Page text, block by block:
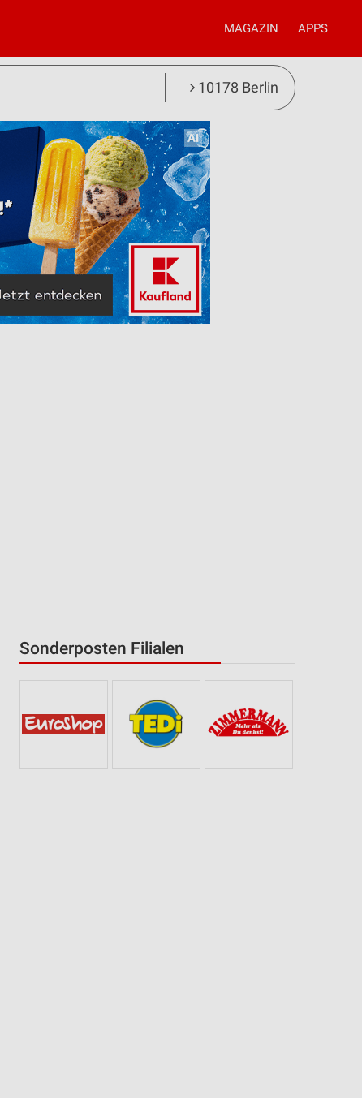
MAGAZIN APPS
10178 Berlin
Sonderposten Filialen